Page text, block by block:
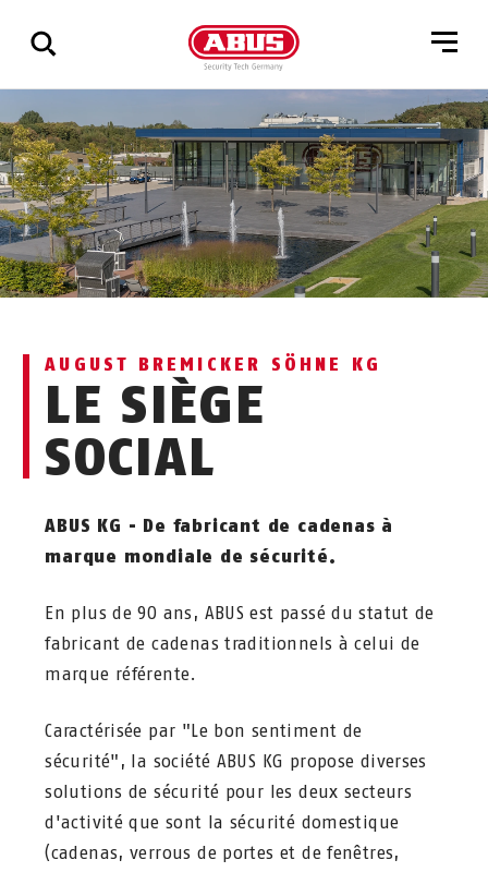
Affichage
de
tous
les
résultats
AUGUST BREMICKER SÖHNE KG
LE SIÈGE
SOCIAL
ABUS KG - De fabricant de cadenas à
marque mondiale de sécurité.
En plus de 90 ans, ABUS est passé du statut de
fabricant de cadenas traditionnels à celui de
marque référente.
Caractérisée par "Le bon sentiment de
sécurité", la société ABUS KG propose diverses
solutions de sécurité pour les deux secteurs
d'activité que sont la sécurité domestique
(cadenas, verrous de portes et de fenêtres,